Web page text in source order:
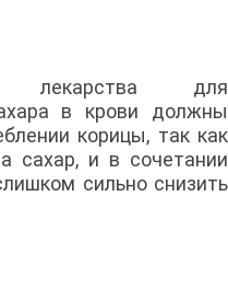
лекарства для
в крови должны
корицы, так как
сахар, и в сочетании
сильно снизить